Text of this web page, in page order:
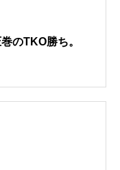
のTKO勝ち。